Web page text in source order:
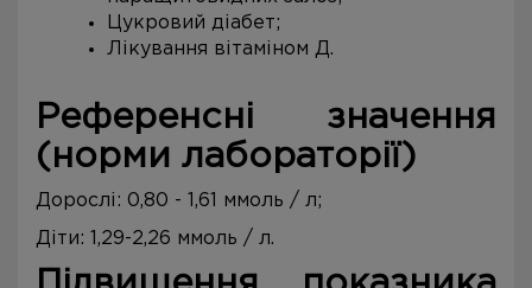
Цукровий діабет;
Лікування вітаміном Д.
Референсні значення
(норми лабораторії)
Дорослі: 0,80 - 1,61 ммоль / л;
Діти: 1,29-2,26 ммоль / л.